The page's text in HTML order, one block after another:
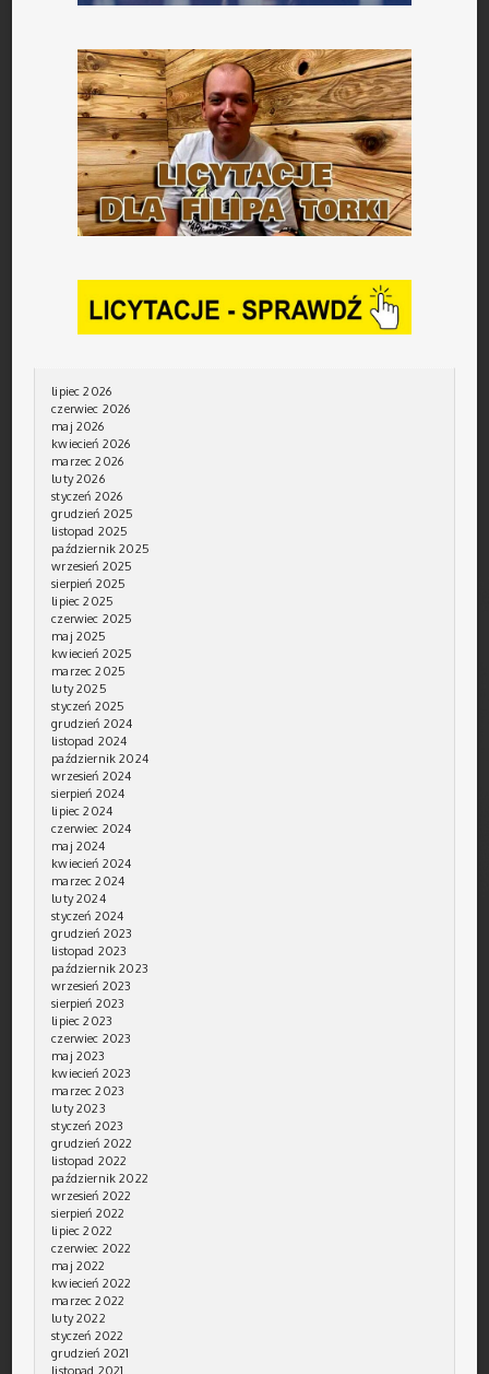
lipiec 2026
czerwiec 2026
maj 2026
kwiecień 2026
marzec 2026
luty 2026
styczeń 2026
grudzień 2025
listopad 2025
październik 2025
wrzesień 2025
sierpień 2025
lipiec 2025
czerwiec 2025
maj 2025
kwiecień 2025
marzec 2025
luty 2025
styczeń 2025
grudzień 2024
listopad 2024
październik 2024
wrzesień 2024
sierpień 2024
lipiec 2024
czerwiec 2024
maj 2024
kwiecień 2024
marzec 2024
luty 2024
styczeń 2024
grudzień 2023
listopad 2023
październik 2023
wrzesień 2023
sierpień 2023
lipiec 2023
czerwiec 2023
maj 2023
kwiecień 2023
marzec 2023
luty 2023
styczeń 2023
grudzień 2022
listopad 2022
październik 2022
wrzesień 2022
sierpień 2022
lipiec 2022
czerwiec 2022
maj 2022
kwiecień 2022
marzec 2022
luty 2022
styczeń 2022
grudzień 2021
listopad 2021